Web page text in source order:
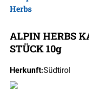
ALPIN HERBS
STÜCK 10g
Herkunft:Südtirol